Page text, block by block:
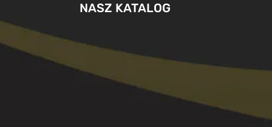
NASZ KATALOG